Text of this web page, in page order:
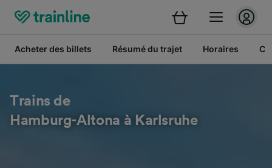
Acheter des billets Résumé du trajet Horaires
Trains de
Hamburg-Altona à Karlsruhe